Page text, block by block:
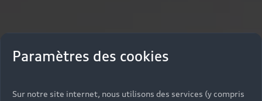
Paramètres des cookies
Sur notre site internet, nous utilisons des services (y compris